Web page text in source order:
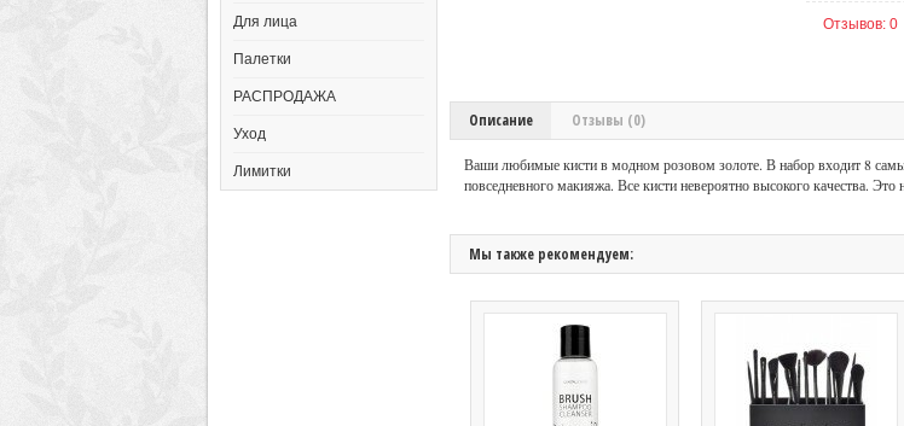
Для лица
Палетки
РАСПРОДАЖА
Уход
Лимитки
Отзывов: 0
Описание Отзывы (0)
Ваши любимые кисти в модном розовом золоте. В набор входит 8
повседневного макияжа. Все кисти невероятно высокого качества. Это
Мы также рекомендуем: